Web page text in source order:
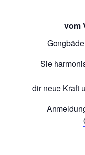
vom
Sie
dir neue Kraft